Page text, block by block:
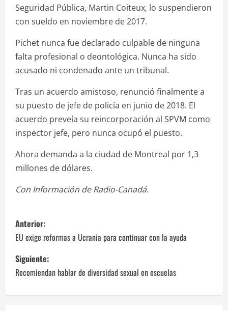
Seguridad Pública, Martin Coiteux, lo suspendieron
con sueldo en noviembre de 2017.
Pichet nunca fue declarado culpable de ninguna
falta profesional o deontológica. Nunca ha sido
acusado ni condenado ante un tribunal.
Tras un acuerdo amistoso, renunció finalmente a
su puesto de jefe de policía en junio de 2018. El
acuerdo preveía su reincorporación al SPVM como
inspector jefe, pero nunca ocupó el puesto.
Ahora demanda a la ciudad de Montreal por 1,3
millones de dólares.
Con Información de Radio-Canadá.
N
a
v
e
Anterior:
EU exige reformas a Ucrania para continuar con la ayuda
Siguiente:
Recomiendan hablar de diversidad sexual en escuelas